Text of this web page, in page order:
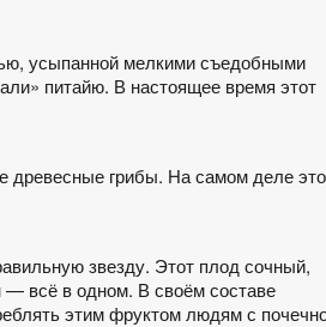
усыпанной мелкими съедобными
питайю. В настоящее время этот
древесные грибы. На самом деле это
звезду. Этот плод сочный,
— всё в одном. В своём составе
этим фруктом людям с